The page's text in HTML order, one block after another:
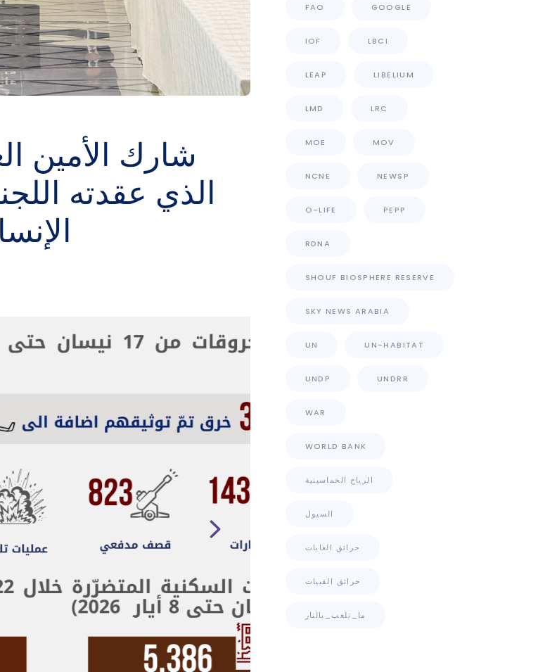
شارك الأمين
الذي عقدته
FAO GOOGLE
IOF LBCI
LEAP LIBELIUM
LMD LRC
MOE MOV
NCNE NEWSP
O-LIFE PEPP
RDNA
SHOUF BIOSPHERE RESERVE
SKY NEWS ARABIA
UN UN-HABITAT
UNDP UNDRR
WAR
WORLD BANK
الرياح الخماسينية
السيول
حرائق الغابات
حرائق القبيات
ما_تلعب_بالنار